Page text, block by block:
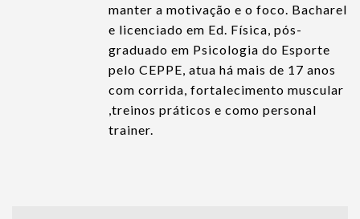
manter a motivação e o foco. Bacharel
e licenciado em Ed. Física, pós-
graduado em Psicologia do Esporte
pelo CEPPE, atua há mais de 17 anos
com corrida, fortalecimento muscular
,treinos práticos e como personal
trainer.